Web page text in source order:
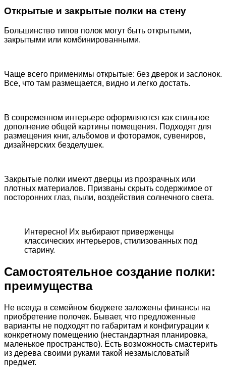
Открытые и закрытые полки на стену
Большинство типов полок могут быть открытыми,
закрытыми или комбинированными.
Чаще всего применимы открытые: без дверок и заслонок.
Все, что там размещается, видно и легко достать.
В современном интерьере оформляются как стильное
дополнение общей картины помещения. Подходят для
размещения книг, альбомов и фоторамок, сувениров,
дизайнерских безделушек.
Закрытые полки имеют дверцы из прозрачных или
плотных материалов. Призваны скрыть содержимое от
посторонних глаз, пыли, воздействия солнечного света.
Интересно! Их выбирают приверженцы
классических интерьеров, стилизованных под
старину.
Самостоятельное создание полки:
преимущества
Не всегда в семейном бюджете заложены финансы на
приобретение полочек. Бывает, что предложенные
варианты не подходят по габаритам и конфигурации к
конкретному помещению (нестандартная планировка,
маленькое пространство). Есть возможность смастерить
из дерева своими руками такой незамысловатый
предмет.